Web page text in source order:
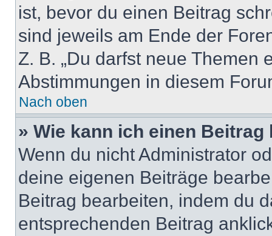
ist, bevor du einen Beitrag
sind jeweils am Ende der
Z. B. „Du darfst neue Themen
Abstimmungen in diesem
Nach oben
» Wie kann ich einen
Wenn du nicht Administrator
deine eigenen Beiträge
Beitrag bearbeiten, indem du
entsprechenden Beitrag